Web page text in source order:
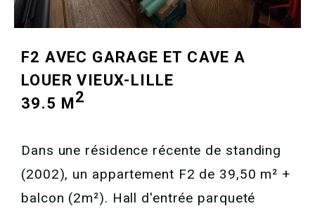
F2 AVEC GARAGE ET CAVE A
LOUER VIEUX-LILLE
39.5 M2
Dans une résidence récente de standing
(2002), un appartement F2 de 39,50 m² +
balcon (2m²). Hall d'entrée parqueté